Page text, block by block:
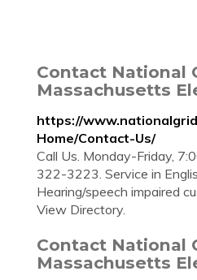
Contact National
Massachusetts
https://
Home/Contact-Us/
Call Us. Monday-Friday,
322-3223. Service in
Hearing/speech impaired
View Directory.
Contact National
Massachusetts